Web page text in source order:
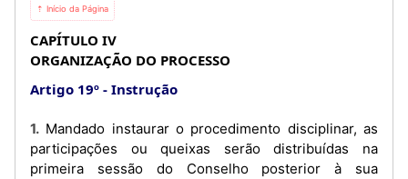
⇡ Início da Página
CAPÍTULO IV
ORGANIZAÇÃO DO PROCESSO
Artigo 19º
Instrução
1. Mandado instaurar o procedimento disciplinar, as
participações ou queixas serão distribuídas na
primeira sessão do Conselho posterior à sua